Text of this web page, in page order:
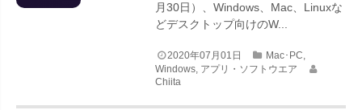
月30日）、Windows、Mac、Linuxな
どデスクトップ向けのW...
2020年07月01日 Mac･PC,
Windows, アプリ・ソフトウエア
Chiita